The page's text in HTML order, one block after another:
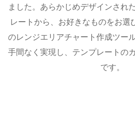
ました。あらかじめデザインされ
レートから、お好きなものをお選
のレンジエリアチャート作成ツー
手間なく実現し、テンプレートの
です。